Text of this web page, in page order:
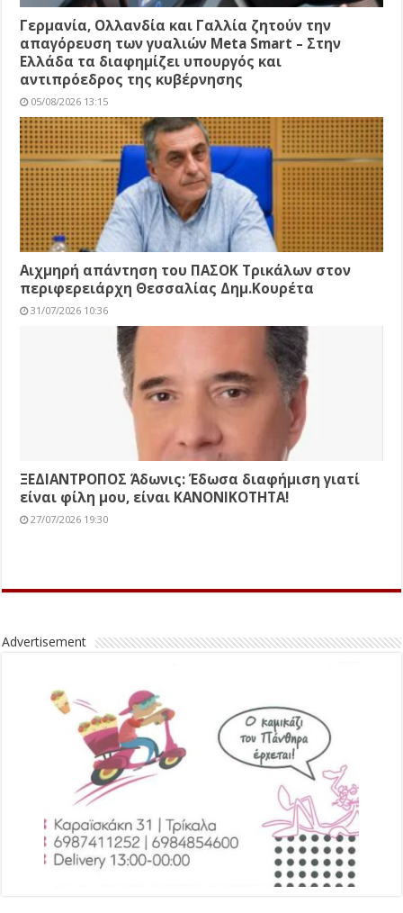
Γερμανία, Ολλανδία και Γαλλία ζητούν την
απαγόρευση των γυαλιών Meta Smart – Στην
Ελλάδα τα διαφημίζει υπουργός και
αντιπρόεδρος της κυβέρνησης
05/08/2026 13:15
Αιχμηρή απάντηση του ΠΑΣΟΚ Τρικάλων στον
περιφερειάρχη Θεσσαλίας Δημ.Κουρέτα
31/07/2026 10:36
ΞΕΔΙΑΝΤΡΟΠΟΣ Άδωνις: Έδωσα διαφήμιση γιατί
είναι φίλη μου, είναι ΚΑΝΟΝΙΚΟΤΗΤΑ!
27/07/2026 19:30
Advertisement